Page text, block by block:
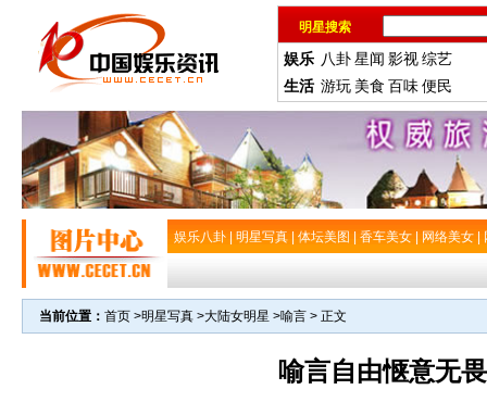
明星搜索
娱乐 八卦星闻 影视综艺
生活 游玩 美食 百味便民
娱乐八卦 明星写真 体坛美图 香车美女 网络美女
当前位置： 首页 >明星写真 >大陆女明星 >喻言 > 正文
喻言自由惬意无